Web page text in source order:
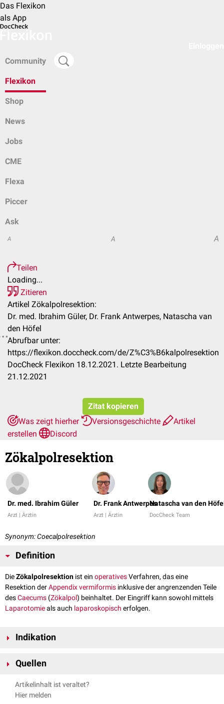
Das Flexikon
als App
Community
Flexikon
Shop
News
Jobs
CME
Flexa
Piccer
Ask
A A A
Teilen
Loading...
Zitieren
Artikel Zökalpolresektion:
Dr. med. Ibrahim Güler, Dr. Frank Antwerpes, Natascha van
den Höfel
Abrufbar unter:
https://flexikon.doccheck.com/de/Z%C3%B6kalpolresektion
DocCheck Flexikon 18.12.2021. Letzte Bearbeitung
21.12.2021
Zitat kopieren
Was zeigt hierher
Versionsgeschichte
Artikel
erstellen
Discord
Zökalpolresektion
Dr. med. Ibrahim Güler
Arzt | Ärztin
Dr. Frank Antwerpes
Arzt | Ärztin
Natascha van den
DocCheck Team
Synonym: Coecalpolresektion
Definition
DieZökalpolresektion ist ein operativesVerfahren, das eine
Resektion derAppendix vermiformis inklusive der angrenzenden Teile
desCaecums (Zökalpol) beinhaltet. Der Eingriff kann sowohl mittels
Laparotomieals auch laparoskopisch erfolgen.
Indikation
mit Beteiligung des
perforiert
Neoplasiender Appendix
Quellen
Heise, M. (Ed.). (2015). Viszeralchirurgie Fragen Und Antworten:
1200 Fakten für die Facharztprüfung Viszeralchirurgie und
Artikelinhalt ist veraltet?
Hier melden